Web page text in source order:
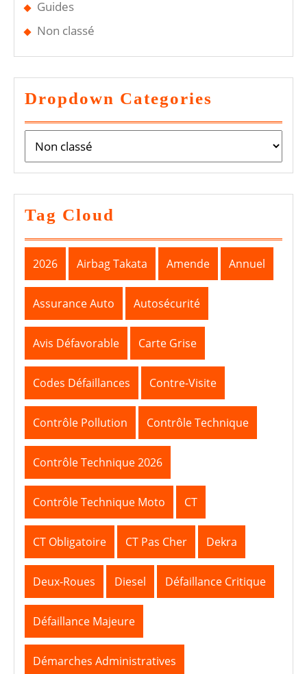
Guides
Non classé
Dropdown Categories
Tag Cloud
2026 Airbag Takata Amende Annuel
Assurance Auto Autosécurité
Avis Défavorable Carte Grise
Codes Défaillances Contre-Visite
Contrôle Pollution Contrôle Technique
Contrôle Technique 2026
Contrôle Technique Moto CT
CT Obligatoire CT Pas Cher Dekra
Deux-Roues Diesel Défaillance Critique
Défaillance Majeure
Démarches Administratives